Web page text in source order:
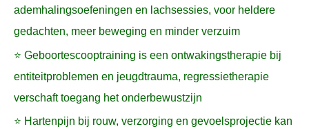
ademhalingsoefeningen en lachsessies, voor heldere
gedachten, meer beweging en minder verzuim
⭐ Geboortescooptraining is een ontwakingstherapie bij
entiteitproblemen en jeugdtrauma, regressietherapie
verschaft toegang het onderbewustzijn
⭐ Hartenpijn bij rouw, verzorging en gevoelsprojectie kan